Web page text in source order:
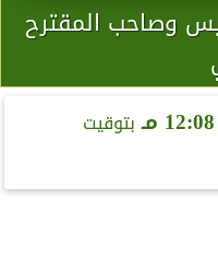
وصاحب المقترح
12:08 مـ
بتوقيت